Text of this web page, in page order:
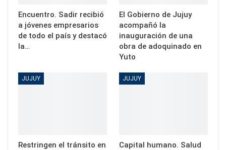
Encuentro. Sadir recibió
a jóvenes empresarios
de todo el país y destacó
la…
El Gobierno de Jujuy
acompañó la
inauguración de una
obra de adoquinado en
Yuto
JUJUY
Restringen el tránsito en
JUJUY
Capital humano. Salud